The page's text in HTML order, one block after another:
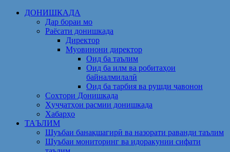
Skip
ДОНИШКАДА
Дар бораи мо
Раёсати донишкада
Директор
Муовинони директор
Оид ба таълим
Оид ба илм ва робитаҳои
байналмилалӣ
Оид ба тарбия ва рушди ҷавонон
Сохтори Донишкада
Ҳуҷҷатҳои расмии донишкада
Хабарҳо
ТАЪЛИМ
Шуъбаи банақшагирӣ ва назорати раванди таълим
Шуъбаи мониторинг ва идоракунии сифати